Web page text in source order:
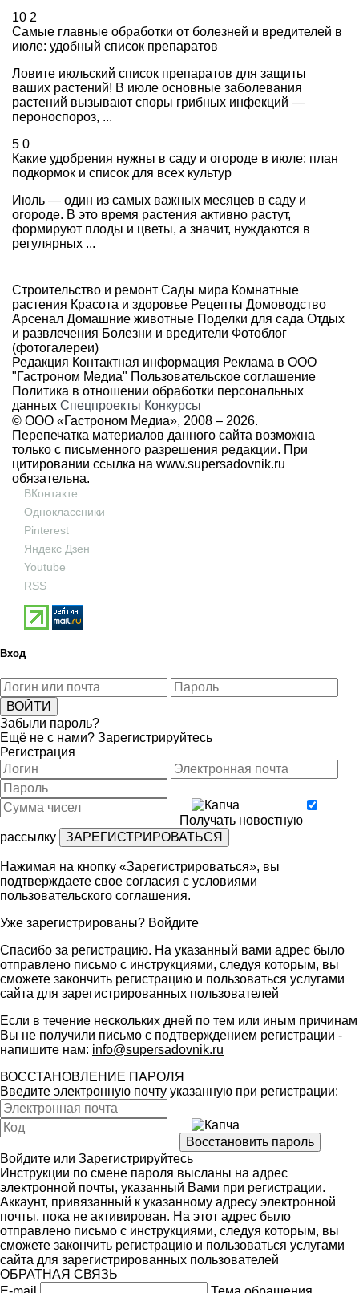
10 2
Самые главные обработки от болезней и вредителей в
июле: удобный список препаратов
Ловите июльский список препаратов для защиты
ваших растений! В июле основные заболевания
растений вызывают споры грибных инфекций —
пероноспороз, ...
5 0
Какие удобрения нужны в саду и огороде в июле: план
подкормок и список для всех культур
Июль — один из самых важных месяцев в саду и
огороде. В это время растения активно растут,
формируют плоды и цветы, а значит, нуждаются в
регулярных ...
Строительство и ремонт Сады мира Комнатные
растения Красота и здоровье Рецепты Домоводство
Арсенал Домашние животные Поделки для сада Отдых
и развлечения Болезни и вредители Фотоблог
(фотогалереи)
Редакция Контактная информация Реклама в ООО
"Гастроном Медиа" Пользовательское соглашение
Политика в отношении обработки персональных
данных Спецпроекты Конкурсы
© ООО «Гастроном Медиа», 2008 – 2026.
Перепечатка материалов данного сайта возможна
только с письменного разрешения редакции. При
цитировании ссылка на www.supersadovnik.ru
обязательна.
ВКонтакте
Одноклассники
Pinterest
Яндекс Дзен
Youtube
RSS
Вход
Забыли пароль?
Ещё не с нами? Зарегистрируйтесь
Регистрация
Получать новостную
рассылку
Нажимая на кнопку «Зарегистрироваться», вы
подтверждаете свое согласия с условиями
пользовательского соглашения.
Уже зарегистрированы? Войдите
Спасибо за регистрацию. На указанный вами адрес было
отправлено письмо с инструкциями, следуя которым, вы
сможете закончить регистрацию и пользоваться услугами
сайта для зарегистрированных пользователей
Если в течение нескольких дней по тем или иным причинам
Вы не получили письмо с подтверждением регистрации -
напишите нам: info@supersadovnik.ru
ВОССТАНОВЛЕНИЕ ПАРОЛЯ
Введите электронную почту указанную при регистрации:
Войдите или Зарегистрируйтесь
Инструкции по смене пароля высланы на адрес
электронной почты, указанный Вами при регистрации.
Аккаунт, привязанный к указанному адресу электронной
почты, пока не активирован. На этот адрес было
отправлено письмо с инструкциями, следуя которым, вы
сможете закончить регистрацию и пользоваться услугами
сайта для зарегистрированных пользователей
ОБРАТНАЯ СВЯЗЬ